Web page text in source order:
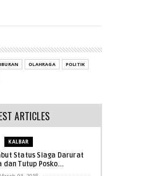
OLAHRAGA
POLITIK
ARTICLES
KALBAR
Status Siaga Darurat
dan Tutup Posko...